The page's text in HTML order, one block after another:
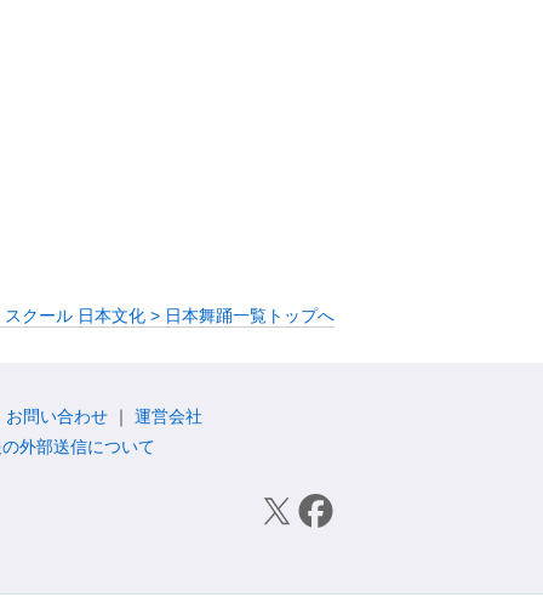
クール 日本文化 > 日本舞踊一覧トップへ
お問い合わせ
運営会社
外部送信について